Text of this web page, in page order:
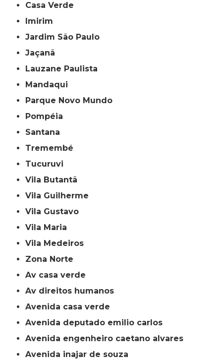
Casa Verde
Imirim
Jardim São Paulo
Jaçanã
Lauzane Paulista
Mandaqui
Parque Novo Mundo
Pompéia
Santana
Tremembé
Tucuruvi
Vila Butantã
Vila Guilherme
Vila Gustavo
Vila Maria
Vila Medeiros
Zona Norte
av casa verde
av direitos humanos
avenida casa verde
avenida deputado emilio carlos
avenida engenheiro caetano alvares
avenida inajar de souza